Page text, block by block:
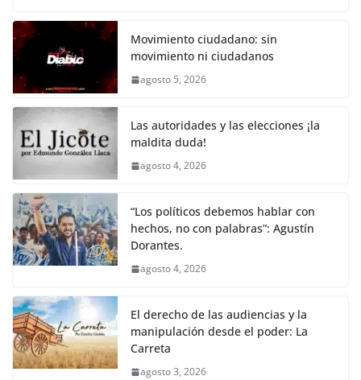
k
c
e
b
o
o
k
itt
er s
A
p
y
Li
k
gr
a
e
Movimiento ciudadano: sin
movimiento ni ciudadanos
agosto 5, 2026
Las autoridades y las elecciones ¡la
maldita duda!
agosto 4, 2026
“Los políticos debemos hablar con
hechos, no con palabras”: Agustín
Dorantes.
agosto 4, 2026
El derecho de las audiencias y la
manipulación desde el poder: La
Carreta
agosto 3, 2026